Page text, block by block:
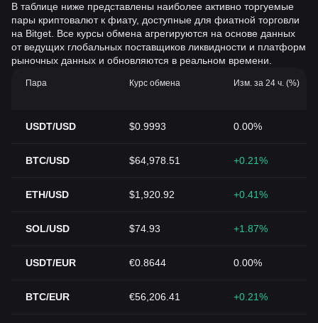
В таблице ниже представлены наиболее активно торгуемые
пары криптовалют к фиату, доступные для фиатной торговли
на Bitget. Все курсы обмена агрегируются на основе данных
от ведущих глобальных поставщиков ликвидности и платформ
рыночных данных и обновляются в реальном времени.
Пара Курс обмена Изм. за 24 ч. (%)
USDT/USD $0.9993 0.00%
BTC/USD $64,978.51 +0.21%
ETH/USD $1,920.92 +0.41%
SOL/USD $74.93 +1.87%
USDT/EUR €0.8644 0.00%
BTC/EUR €56,206.41 +0.21%